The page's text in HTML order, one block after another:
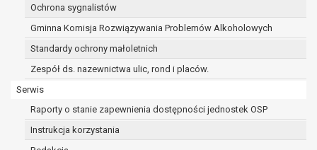
Ochrona sygnalistów
Gminna Komisja Rozwiązywania Problemów Alkoholowych
Standardy ochrony małoletnich
Zespół ds. nazewnictwa ulic, rond i placów.
Serwis
Raporty o stanie zapewnienia dostępności jednostek OSP
Instrukcja korzystania
przetwarzanie danych jest niezgodne
z prawem, a osoba, której dane
dotyczą, sprzeciwia się usunięciu
danych, żądając w zamian ich
ograniczenia,
której dane dotyczą, potrzebuje ich do
ustalenia, obrony lub dochodzenia